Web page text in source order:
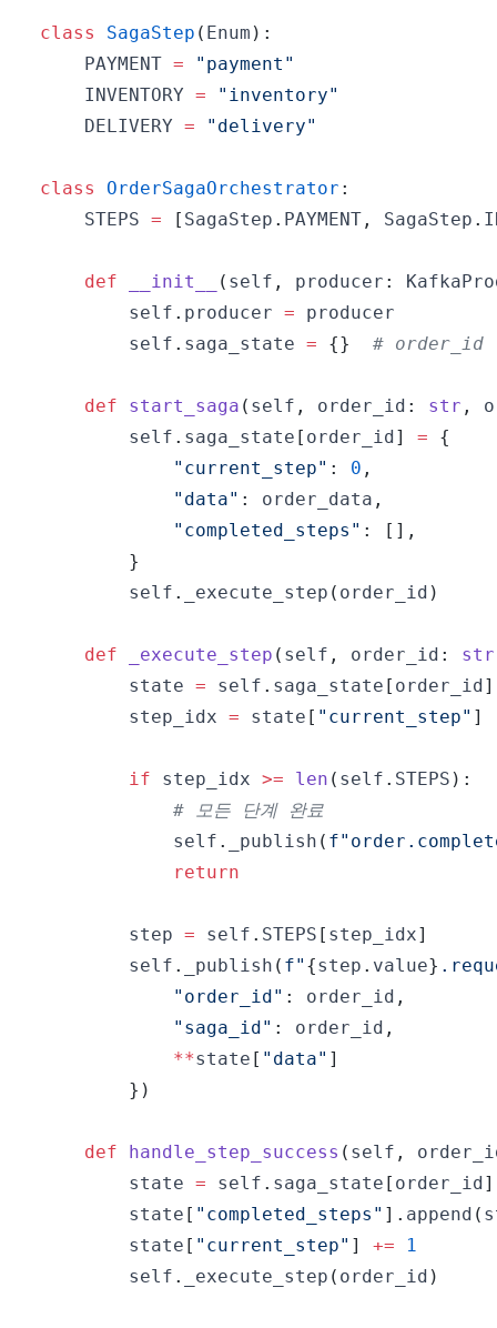
class SagaStep ( Enum ) :
    PAYMENT
=
"payment"
    INVENTORY
=
"inventory"
    DELIVERY
= "delivery"
class OrderSagaOrchestrator :
    STEPS
= [ SagaStep . PAYMENT , SagaStep .
def __init__ ( self , producer :
        self
. producer =
        self
. saga_state = {} #
def start_saga ( self , order_id : str ,
        self
. saga_state [ order_id] =
{
"current_step" : 0 ,
"data" : order_data ,
"completed_steps" : [ ] ,
}
        self
. _execute_step ( order_id )
def _execute_step ( self , order_id : str
        state
= self . saga_state [ order_id]
        step_idx
= state [ "current_step" ]
if step_idx >= len ( self . STEPS ) :
# 모든 단계 완료
            self
. _publish (
return
        step
= self . STEPS [ step_idx]
        self
. _publish ( f" {step . value}
"order_id" : order_id ,
"saga_id" : order_id ,
**state [ "data" ]
} )
def handle_step_success ( self ,
        state
= self . saga_state [ order_id]
        state
[ "completed_steps" ] . append (
        state
[ "current_step" ] +=
1
        self
. _execute_step ( order_id )